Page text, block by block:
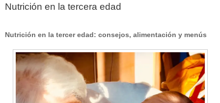
Nutrición en la tercera edad
Nutrición en la tercer edad: consejos, alimentación y menús